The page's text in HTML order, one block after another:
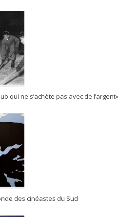
qui ne s’achète pas avec de l’argent»
des cinéastes du Sud